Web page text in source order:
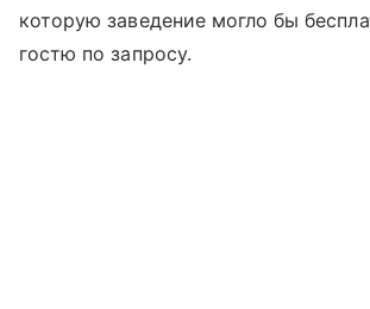
которую заведение могло бы
гостю по запросу.